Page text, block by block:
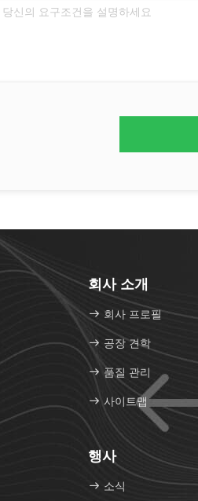
회사 소개
회사 프로필
공장 견학
품질 관리
사이트맵
행사
소식